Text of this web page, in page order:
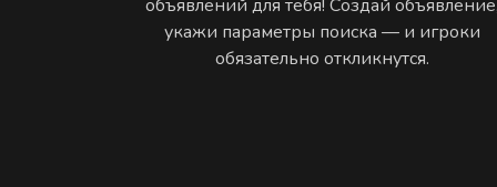
объявлений для тебя! Создай
укажи параметры поиска — и игроки
обязательно откликнутся.